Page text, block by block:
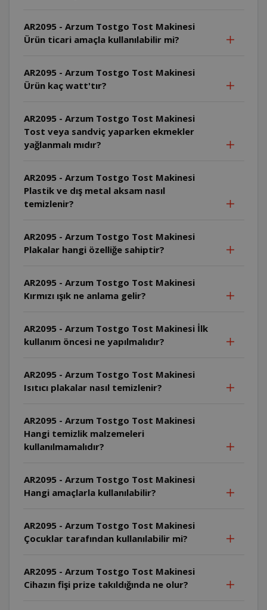
AR2095 - Arzum Tostgo Tost Makinesi
Ürün ticari amaçla kullanılabilir mi?
AR2095 - Arzum Tostgo Tost Makinesi
Ürün kaç watt'tır?
AR2095 - Arzum Tostgo Tost Makinesi
Tost veya sandviç yaparken ekmekler
yağlanmalı mıdır?
AR2095 - Arzum Tostgo Tost Makinesi
Plastik ve dış metal aksam nasıl
temizlenir?
AR2095 - Arzum Tostgo Tost Makinesi
Plakalar hangi özelliğe sahiptir?
AR2095 - Arzum Tostgo Tost Makinesi
Kırmızı ışık ne anlama gelir?
AR2095 - Arzum Tostgo Tost Makinesi İlk
kullanım öncesi ne yapılmalıdır?
AR2095 - Arzum Tostgo Tost Makinesi
Isıtıcı plakalar nasıl temizlenir?
AR2095 - Arzum Tostgo Tost Makinesi
Hangi temizlik malzemeleri
kullanılmamalıdır?
AR2095 - Arzum Tostgo Tost Makinesi
Hangi amaçlarla kullanılabilir?
AR2095 - Arzum Tostgo Tost Makinesi
Çocuklar tarafından kullanılabilir mi?
AR2095 - Arzum Tostgo Tost Makinesi
Cihazın fişi prize takıldığında ne olur?